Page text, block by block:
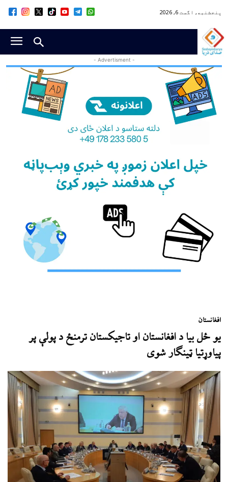
پنجشنبه, اگست 6, 2026
- Advertisment -
افغانستان
يو ځل بيا د افغانستان او تاجيکستان ترمنځ د پولې پر
پياوړتيا ټينګار شوی